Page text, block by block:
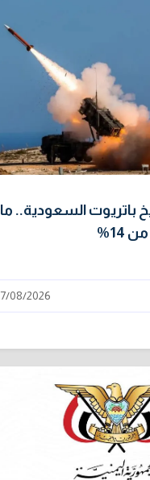
باتريوت السعودية.. ما
7/08/2026